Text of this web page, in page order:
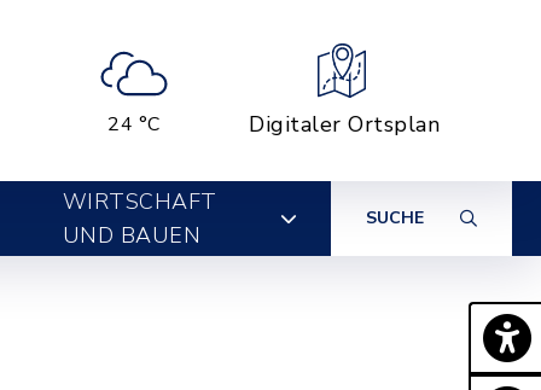
24 °C Digitaler Ortsplan
WIRTSCHAFT
UND BAUEN
SUCHE